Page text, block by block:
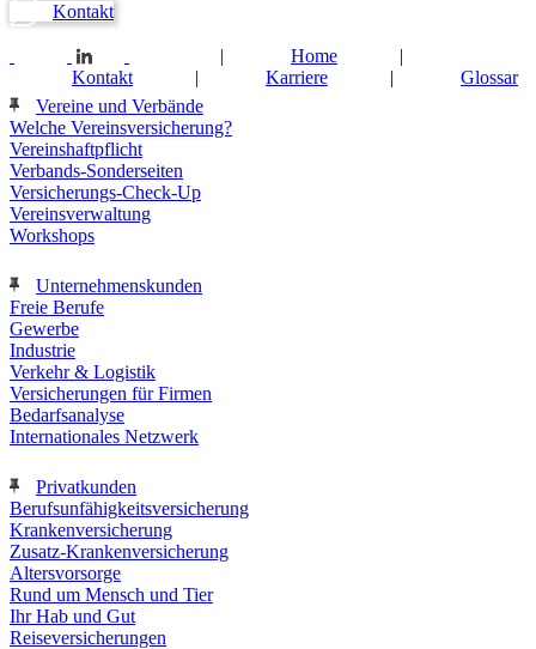
Kontakt
| Home |
Kontakt | Karriere | Glossar
Vereine und Verbände
Welche Vereinsversicherung?
Vereinshaftpflicht
Verbands-Sonderseiten
Versicherungs-Check-Up
Vereinsverwaltung
Workshops
Unternehmenskunden
Freie Berufe
Gewerbe
Industrie
Verkehr & Logistik
Versicherungen für Firmen
Bedarfsanalyse
Internationales Netzwerk
Privatkunden
Berufsunfähigkeitsversicherung
Krankenversicherung
Zusatz-Krankenversicherung
Altersvorsorge
Rund um Mensch und Tier
Ihr Hab und Gut
Reiseversicherungen